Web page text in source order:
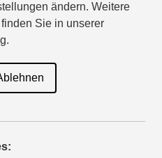
ändern. Weitere
Sie in unserer
.